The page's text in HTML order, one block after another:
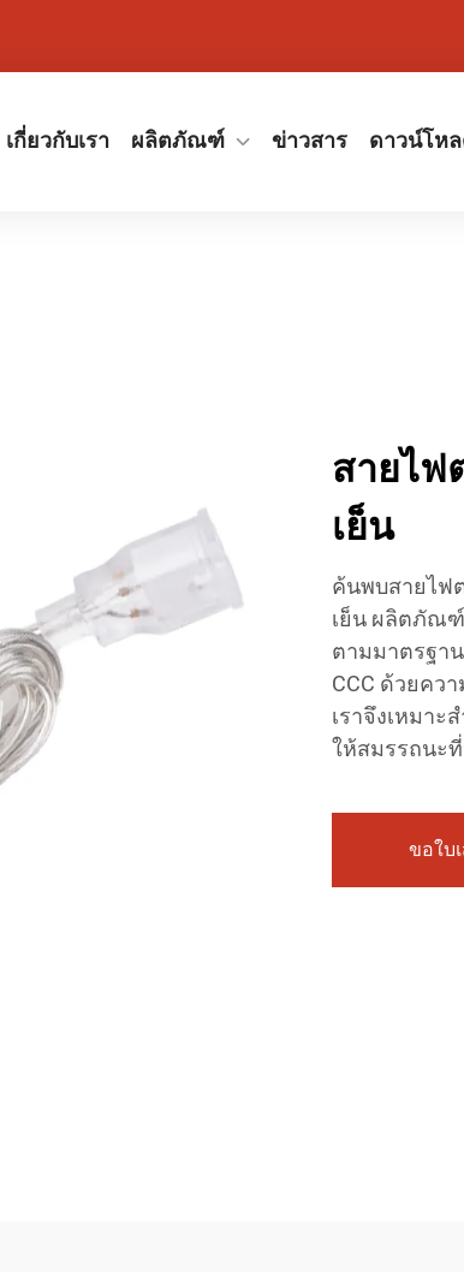
เกี่ยวกับเรา ผลิตภัณฑ์ ข่าวสาร ดาวน์โห
สายไฟ
เย็น
ค้นพบสายไฟ
เย็น ผลิตภัณฑ์
ตามมาตรฐา
CCC ด้วยคว
เราจึงเหมาะ
ให้สมรรถนะ
ขอใบ